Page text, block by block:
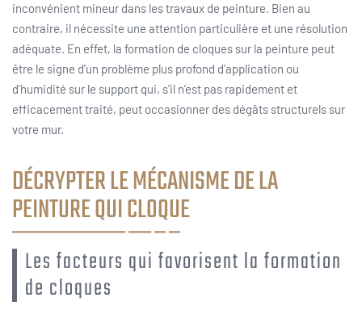
inconvénient mineur dans les travaux de peinture. Bien au
contraire, il nécessite une attention particulière et une résolution
adéquate. En effet, la formation de cloques sur la peinture peut
être le signe d’un problème plus profond d’application ou
d’humidité sur le support qui, s’il n’est pas rapidement et
efficacement traité, peut occasionner des dégâts structurels sur
votre mur.
DÉCRYPTER LE MÉCANISME DE LA
PEINTURE QUI CLOQUE
Les facteurs qui favorisent la formation
de cloques